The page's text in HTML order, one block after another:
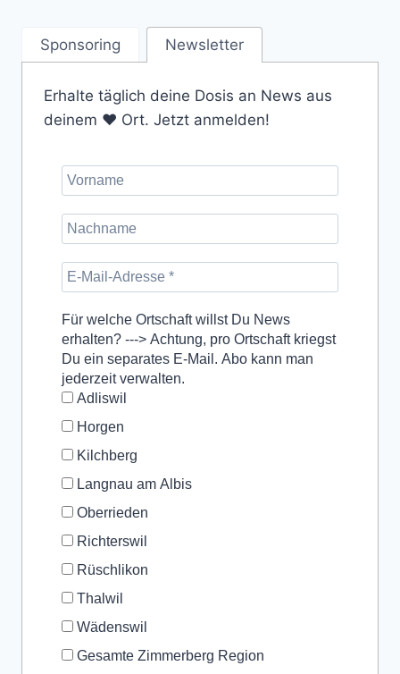
Sponsoring Newsletter
Erhalte täglich deine Dosis an News aus
deinem ❤️ Ort. Jetzt anmelden!
Für welche Ortschaft willst Du News
erhalten? ---> Achtung, pro Ortschaft kriegst
Du ein separates E-Mail. Abo kann man
jederzeit verwalten.
Adliswil
Horgen
Kilchberg
Langnau am Albis
Oberrieden
Richterswil
Rüschlikon
Thalwil
Wädenswil
Gesamte Zimmerberg Region